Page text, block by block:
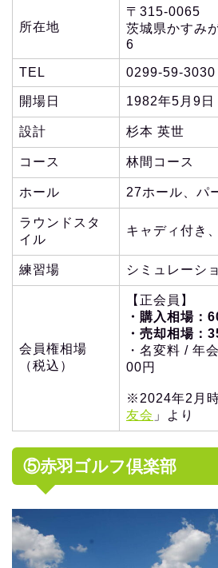
所在地
〒315-0065
茨城県かすみ
6
TEL 0299-59-3030
開場日 1982年5月9日
設計 杉本 英世
コース 林間コース
ホール 27ホール、パ
ラウンドスタ
イル
キャディ付き
練習場 シミュレーシ
会員権相場
（税込）
【正会員】
・購入相場：
・売却相場：
・名変料 / 年
00円
※2024年2月時
友会 」より
⑤赤羽ゴルフ倶楽部